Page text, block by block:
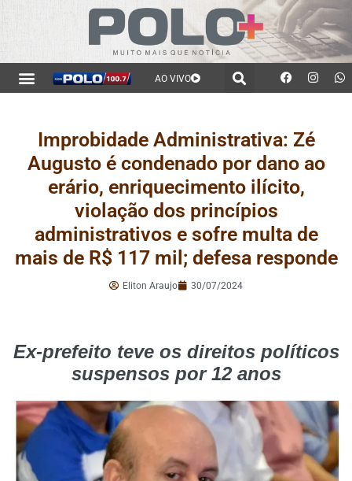
AO VIVO
Improbidade Administrativa: Zé
Augusto é condenado por dano ao
erário, enriquecimento ilícito,
violação dos princípios
administrativos e sofre multa de
mais de R$ 117 mil; defesa responde
Eliton Araujo 30/07/2024
Ex-prefeito teve os direitos políticos
suspensos por 12 anos